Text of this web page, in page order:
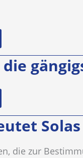
die
die zur